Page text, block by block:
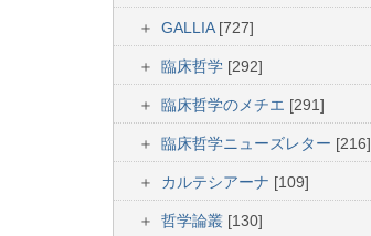
GALLIA[727]
臨床哲学 [292]
臨床哲学のメチエ [291]
臨床哲学ニューズレター [216]
カルテシアーナ [109]
哲学論叢 [130]